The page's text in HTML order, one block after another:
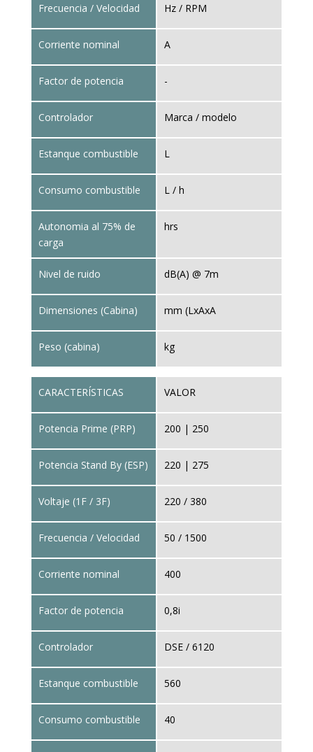
Frecuencia / Velocidad
Corriente nominal
Factor de potencia
Controlador
Estanque combustible
Consumo combustible
Autonomia al 75% de
carga
Nivel de ruido
Dimensiones (Cabina)
Peso (cabina)
Hz / RPM
A
-
Marca / modelo
L
L / h
hrs
dB(A) @ 7m
mm (LxAxA
kg
CARACTERÍSTICAS
Potencia Prime (PRP)
Potencia Stand By (ESP)
Voltaje (1F / 3F)
Frecuencia / Velocidad
Corriente nominal
Factor de potencia
Controlador
Estanque combustible
Consumo combustible
VALOR
200 | 250
220 | 275
220 / 380
50 / 1500
400
0,8i
DSE / 6120
560
40